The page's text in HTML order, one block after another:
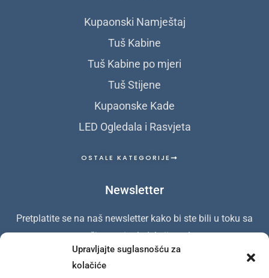
Upravljajte suglasnošću za
kolačiće
Kupaonski Namještaj
Tuš Kabine
Tuš Kabine po mjeri
Tuš Stijene
Kupaonske Kade
LED Ogledala i Rasvjeta
OSTALE KATEGORIJE
Newsletter
Pretplatite se na naš newsletter kako bi ste bili u toku sa
našim novim kolekcijama!